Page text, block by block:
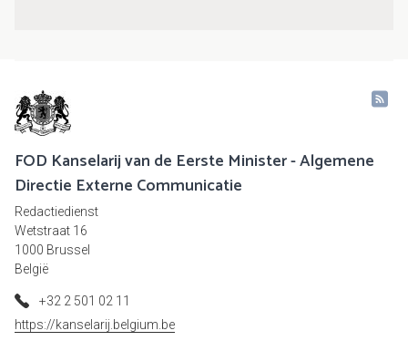
FOD Kanselarij van de Eerste Minister - Algemene
Directie Externe Communicatie
Redactiedienst
Wetstraat 16
1000 Brussel
België
+32 2 501 02 11
https://kanselarij.belgium.be